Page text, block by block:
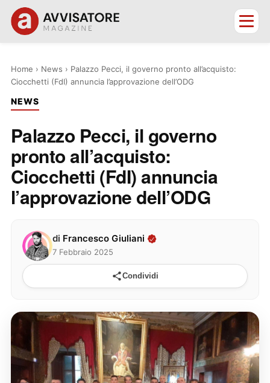
Home › News › Palazzo Pecci, il governo pronto all’acquisto:
Ciocchetti (FdI) annuncia l’approvazione dell’ODG
NEWS
Palazzo Pecci, il governo
pronto all’acquisto:
Ciocchetti (FdI) annuncia
l’approvazione dell’ODG
di Francesco Giuliani
7 Febbraio 2025
Condividi